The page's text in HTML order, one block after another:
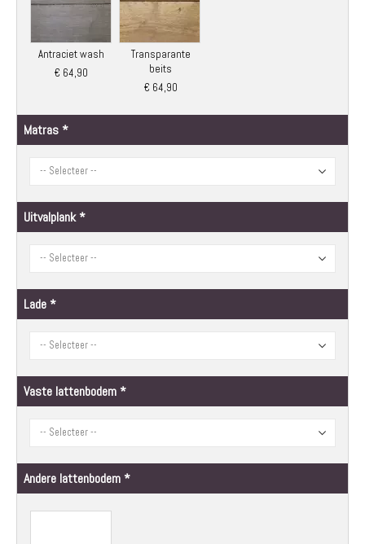
Antraciet wash
€ 64,90
Transparante
beits
€ 64,90
Matras
Uitvalplank
Lade
Vaste lattenbodem
Andere lattenbodem